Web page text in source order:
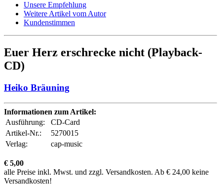
Unsere Empfehlung
Weitere Artikel vom Autor
Kundenstimmen
Euer Herz erschrecke nicht (Playback-
CD)
Heiko Bräuning
Informationen zum Artikel:
Ausführung:
CD-Card
Artikel-Nr.:
5270015
Verlag:
cap-music
€ 5,00
alle Preise inkl. Mwst. und zzgl. Versandkosten. Ab € 24,00 keine
Versandkosten!